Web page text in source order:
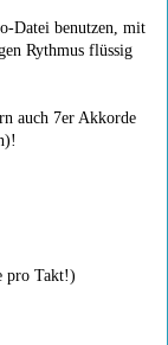
Datei benutzen, mit
Rythmus flüssig
auch 7er Akkorde
pro Takt!)